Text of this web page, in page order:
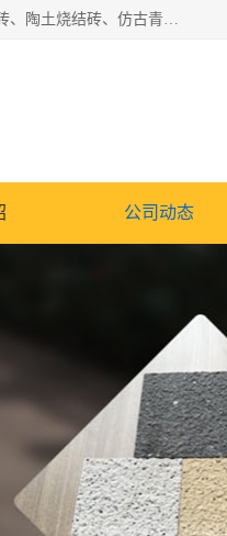
集科研、开发、生产于一体，是专业的烧结砖、陶土砖厂家，主要产品有PC砖、真空烧结砖、透水彩砖、陶土烧结砖、仿古青砖、植草砖等系列产品。
公司动态